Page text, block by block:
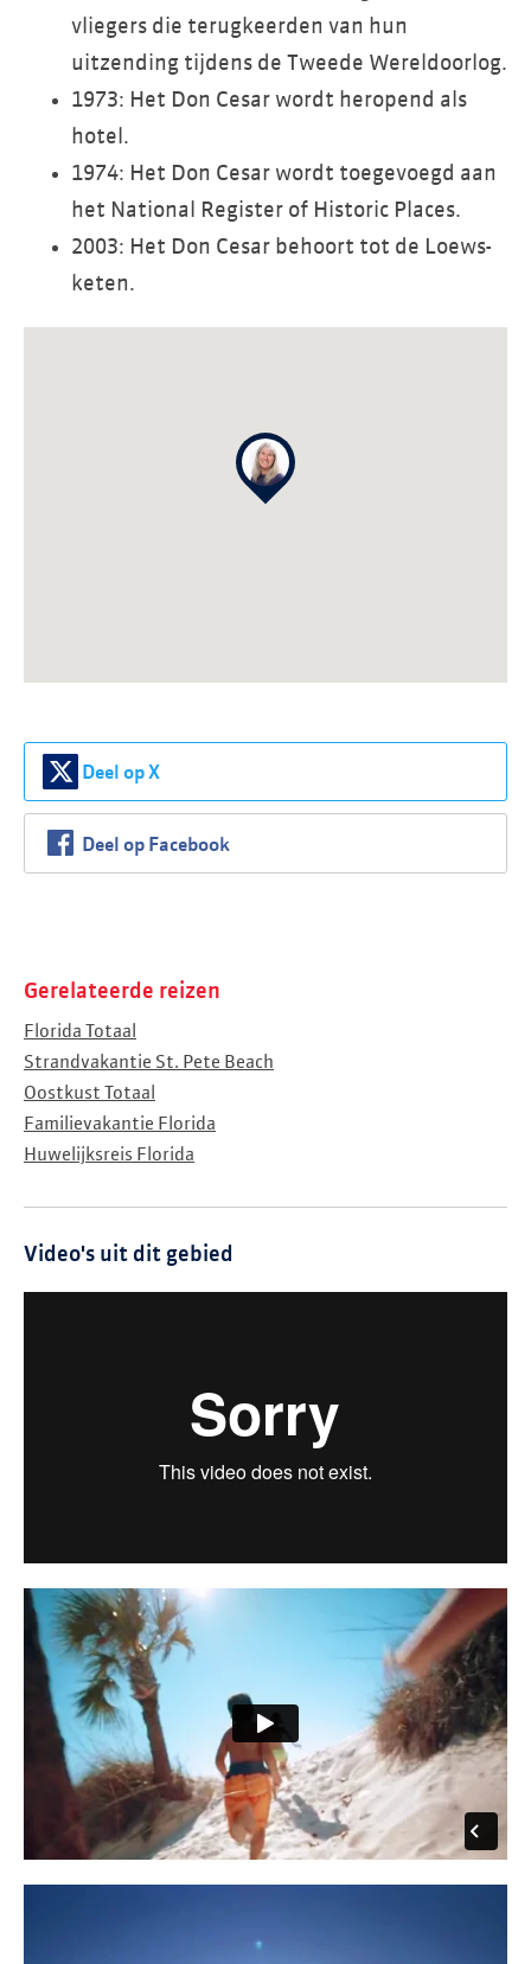
vliegers die terugkeerden van hun
uitzending tijdens de Tweede Wereldoorlog.
1973: Het Don Cesar wordt heropend als
hotel.
1974: Het Don Cesar wordt toegevoegd aan
het National Register of Historic Places.
2003: Het Don Cesar behoort tot de Loews-
keten.
Deel op X
Deel op Facebook
Gerelateerde reizen
Florida Totaal
Strandvakantie St. Pete Beach
Oostkust Totaal
Familievakantie Florida
Huwelijksreis Florida
Video's uit dit gebied